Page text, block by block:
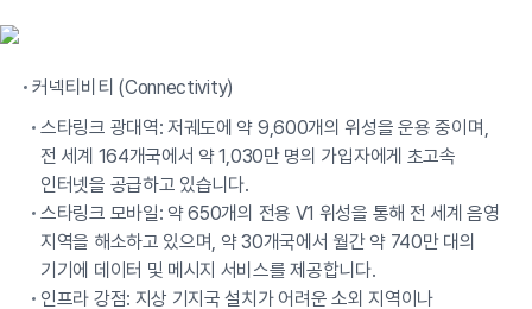
커넥티비티 (Connectivity)
스타링크 광대역: 저궤도에 약 9,600개의 위성을 운용 중이며,
전 세계 164개국에서 약 1,030만 명의 가입자에게 초고속
인터넷을 공급하고 있습니다.
스타링크 모바일: 약 650개의 전용 V1 위성을 통해 전 세계 음영
지역을 해소하고 있으며, 약 30개국에서 월간 약 740만 대의
기기에 데이터 및 메시지 서비스를 제공합니다.
인프라 강점: 지상 기지국 설치가 어려운 소외 지역이나